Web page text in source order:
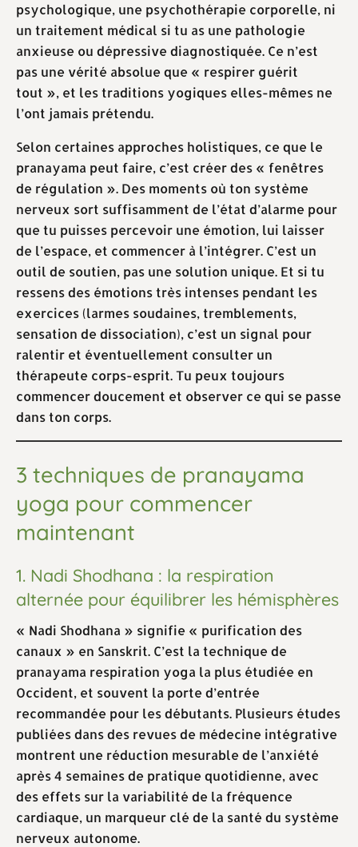
psychologique, une psychothérapie corporelle, ni
un traitement médical si tu as une pathologie
anxieuse ou dépressive diagnostiquée. Ce n’est
pas une vérité absolue que « respirer guérit
tout », et les traditions yogiques elles-mêmes ne
l’ont jamais prétendu.
Selon certaines approches holistiques, ce que le
pranayama peut faire, c’est créer des « fenêtres
de régulation ». Des moments où ton système
nerveux sort suffisamment de l’état d’alarme pour
que tu puisses percevoir une émotion, lui laisser
de l’espace, et commencer à l’intégrer. C’est un
outil de soutien, pas une solution unique. Et si tu
ressens des émotions très intenses pendant les
exercices (larmes soudaines, tremblements,
sensation de dissociation), c’est un signal pour
ralentir et éventuellement consulter un
thérapeute corps-esprit. Tu peux toujours
commencer doucement et observer ce qui se passe
dans ton corps.
3 techniques de pranayama
yoga pour commencer
maintenant
1. Nadi Shodhana : la respiration
alternée pour équilibrer les hémisphères
« Nadi Shodhana » signifie « purification des
canaux » en Sanskrit. C’est la technique de
pranayama respiration yoga la plus étudiée en
Occident, et souvent la porte d’entrée
recommandée pour les débutants. Plusieurs études
publiées dans des revues de médecine intégrative
montrent une réduction mesurable de l’anxiété
après 4 semaines de pratique quotidienne, avec
des effets sur la variabilité de la fréquence
cardiaque, un marqueur clé de la santé du système
nerveux autonome.